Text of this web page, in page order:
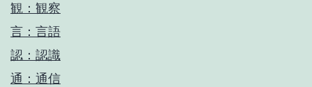
観：観察
言：言語
認：認識
通：通信